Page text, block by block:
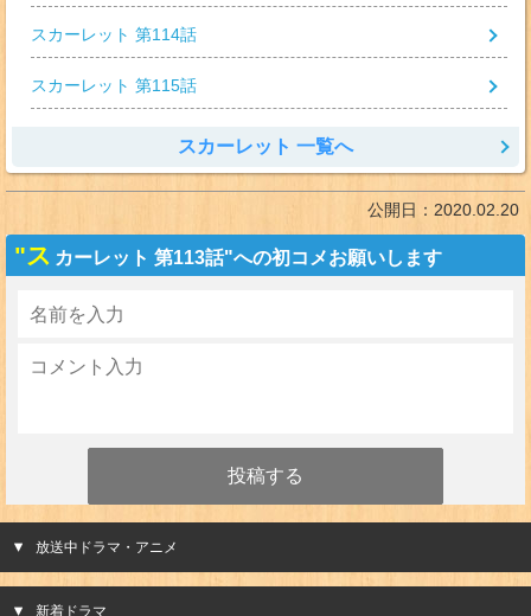
スカーレット 第114話
スカーレット 第115話
スカーレット 一覧へ
公開日： 2020.02.20
"ス カーレット 第113話"への初コメお願いします
放送中ドラマ・アニメ
新着ドラマ